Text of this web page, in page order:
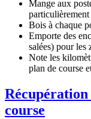
Mange aux
Bois à chaque
Emporte des
salées) pour les
Note les
plan de course
course